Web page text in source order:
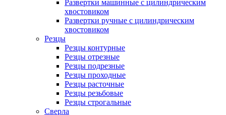
Развертки машинные с цилиндрическим
хвостовиком
Развертки ручные с цилиндрическим
хвостовиком
Резцы
Резцы контурные
Резцы отрезные
Резцы подрезные
Резцы проходные
Резцы расточные
Резцы резьбовые
Резцы строгальные
Сверла